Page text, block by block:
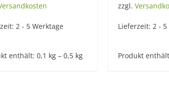
2 - 5 Werktage
enthält: 0,1 kg – 0,5 kg
zzgl.
Lieferzeit: 2 - 5
Produkt